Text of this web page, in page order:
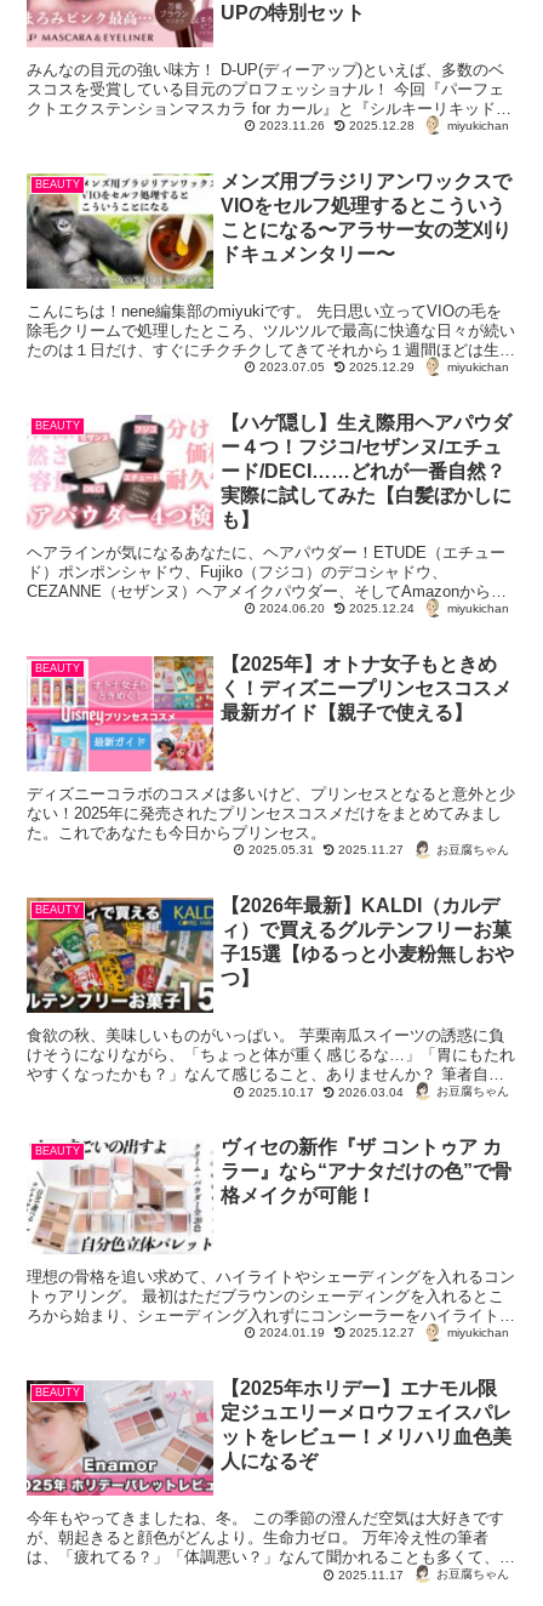
UPの特別セット
みんなの目元の強い味方！ D-UP(ディーアップ)といえば、多数のベ
スコスを受賞している目元のプロフェッショナル！ 今回『パーフェ
クトエクステンションマスカラ for カール』と『シルキーリキッドア
イライナー』の特別セットが数...2023.11.26 2025.12.28 miyukichan
BEAUTY
メンズ用ブラジリアンワックスで
VIOをセルフ処理するとこういう
ことになる〜アラサー女の芝刈り
ドキュメンタリー〜
こんにちは！nene編集部のmiyukiです。 先日思い立ってVIOの毛を
除毛クリームで処理したところ、ツルツルで最高に快適な日々が続い
たのは１日だけ、すぐにチクチクしてきてそれから１週間ほどは生え
かけの毛の痒みで地獄を過ごしており...
2023.07.05 2025.12.29 miyukichan
BEAUTY
【ハゲ隠し】生え際用ヘアパウダ
ー４つ！フジコ/セザンヌ/エチュ
ード/DECI……どれが一番自然？
実際に試してみた【白髪ぼかしに
も】
ヘアラインが気になるあなたに、ヘアパウダー！ETUDE（エチュー
ド）ポンポンシャドウ、Fujiko（フジコ）のデコシャドウ、
CEZANNE（セザンヌ）ヘアメイクパウダー、そしてAmazonからは
破格のDECIヘアラインパウダー。それぞれを使用して、どのヘアメ
2024.06.20 2025.12.24 miyukichan
BEAUTY
【2025年】オトナ女子もときめ
く！ディズニープリンセスコスメ
最新ガイド【親子で使える】
ディズニーコラボのコスメは多いけど、プリンセスとなると意外と少
ない！2025年に発売されたプリンセスコスメだけをまとめてみまし
た。これであなたも今日からプリンセス。
2025.05.31 2025.11.27 お豆腐ちゃん
BEAUTY
【2026年最新】KALDI（カルデ
ィ）で買えるグルテンフリーお菓
子15選【ゆるっと小麦粉無しおや
つ】
食欲の秋、美味しいものがいっぱい。 芋栗南瓜スイーツの誘惑に負
けそうになりながら、「ちょっと体が重く感じるな…」「胃にもたれ
やすくなったかも？」なんて感じること、ありませんか？ 筆者自
身、30代になると代謝や消化の調子が変わっ...
2025.10.17 2026.03.04 お豆腐ちゃん
BEAUTY
ヴィセの新作『ザ コントゥア カ
ラー』なら“アナタだけの色”で骨
格メイクが可能！
理想の骨格を追い求めて、ハイライトやシェーディングを入れるコン
トゥアリング。 最初はただブラウンのシェーディングを入れるとこ
ろから始まり、シェーディング入れずにコンシーラーをハイライト代
わりに使ってみたり、カラーコントロール下地をポ...
2024.01.19 2025.12.27 miyukichan
BEAUTY
【2025年ホリデー】エナモル限
定ジュエリーメロウフェイスパレ
ットをレビュー！メリハリ血色美
人になるぞ
今年もやってきましたね、冬。 この季節の澄んだ空気は大好きです
が、朝起きると顔色がどんより。生命力ゼロ。 万年冷え性の筆者
は、「疲れてる？」「体調悪い？」なんて聞かれることも多くて、チ
ークやリップで血色感を足しまくる日々です。...
2025.11.17 お豆腐ちゃん